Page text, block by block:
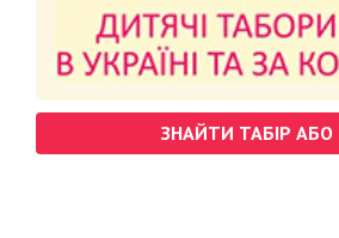
ЗНАЙТИ ТАБІР АБО